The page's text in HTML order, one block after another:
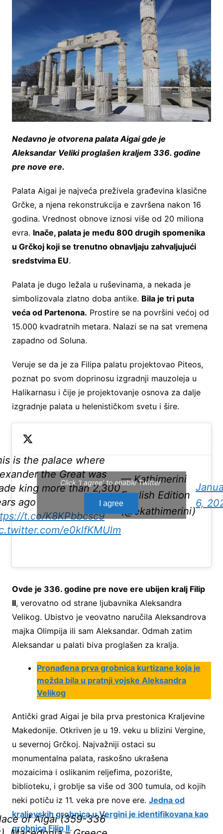
Nedavno je otvorena palata Aigai gde je
Aleksandar Veliki proglašen kraljem 336. godine
pre nove ere.
Palata Aigai je najveća preživela građevina klasične
Grčke, a njena rekonstrukcija e završena nakon 16
godina. Vrednost obnove iznosi više od 20 miliona
evra. Inače, palata je među 800 drugih spomenika
u Grčkoj koji se trenutno obnavljaju zahvaljujući
sredstvima EU.
Palata je dugo ležala u ruševinama, a nekada je
simbolizovala zlatno doba antike. Bila je tri puta
veća od Partenona. Prostire se na površini većoj od
15.000 kvadratnih metara. Nalazi se na sat vremena
zapadno od Soluna.
Veruje se da je za Filipa palatu projektovao Piteos,
poznat po svom doprinosu izgradnji mauzoleja u
Halikarnasu i čije je projektovanje osnova za dalje
izgradnje palata u helenističkom svetu i šire.
is the palace where
the Great was
king more than 2,300
ago
t.co/K8KPbbcsc9
e0klfKMUlm
— Kathimerini
English Edition
(@ekathimerini)
6,
Click 'I agree' to enable Twitter
I agree
Ovde je 336. godine pre nove ere ubijen kralj Filip
II, verovatno od strane ljubavnika Aleksandra
Velikog. Ubistvo je veovatno naručila Aleksandrova
majka Olimpija ili sam Aleksandar. Odmah zatim
Aleksandar u palati biva proglašen za kralja.
Pronađena prva grobnica kurtizane koja je
možda bila u pratnji vojske Aleksandra
Velikog
Antički grad Aigai je bila prva prestonica Kraljevine
Makedonije. Otkriven je u 19. veku u blizini Vergine,
u severnoj Grčkoj. Najvažniji ostaci su
monumentalna palata, raskošno ukrašena
mozaicima i oslikanim reljefima, pozorište,
biblioteku, i groblje sa više od 300 tumula, od kojih
neki potiču iz 11. veka pre nove ere. Jedna od
kraljevskih grobnica u Vergini je identifikovana kao
grobnica Filip II.
of Aigai (359-336